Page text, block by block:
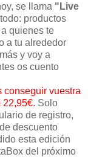
se llama "Live
productos
quienes te
a tu alrededor
y voy a
os cuento
conseguir vuestra
22,95€. Solo
de registro,
descuento
esta edición
del próximo